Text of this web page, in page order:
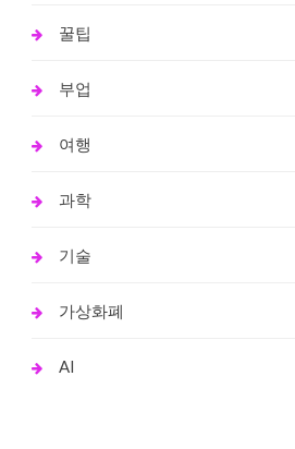
꿀팁
부업
여행
과학
기술
가상화폐
AI